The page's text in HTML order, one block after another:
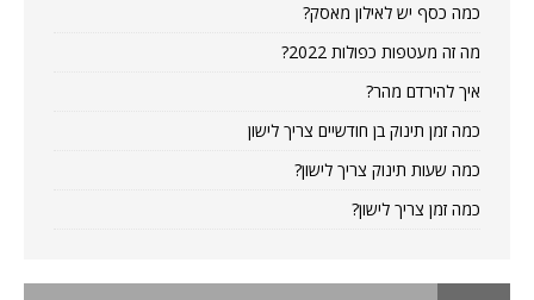
כמה כסף יש לאילון מאסק?
מה זה מעטפות כפולות 2022?
איך להירדם מהר?
כמה זמן תינוק בן חודשיים צריך לישון
כמה שעות תינוק צריך לישון?
כמה זמן צריך לישון?